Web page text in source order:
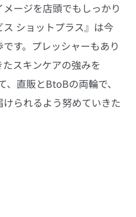
ージを店頭でもしっかり
ショットプラス』は今
す。プレッシャーもあり
スキンケアの強みを
直販とBtoBの両輪で、
られるよう努めていきた